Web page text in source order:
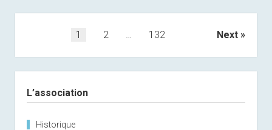
1 2 … 132 Next
L’association
Historique